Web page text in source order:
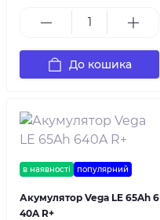
До кошика
в наявності популярний
Акумулятор Vega LE 65Ah 6
40A R+